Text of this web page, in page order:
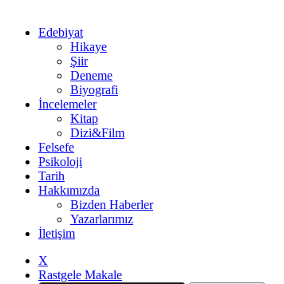
Edebiyat
Hikaye
Şiir
Deneme
Biyografi
İncelemeler
Kitap
Dizi&Film
Felsefe
Psikoloji
Tarih
Hakkımızda
Bizden Haberler
Yazarlarımız
İletişim
X
Rastgele Makale